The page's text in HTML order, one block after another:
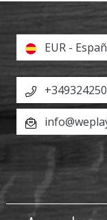
EUR -